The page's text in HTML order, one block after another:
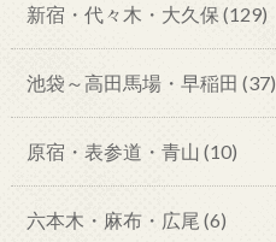
新宿・代々木・大久保 (129)
池袋～高田馬場・早稲田 (37)
原宿・表参道・青山 (10)
六本木・麻布・広尾 (6)